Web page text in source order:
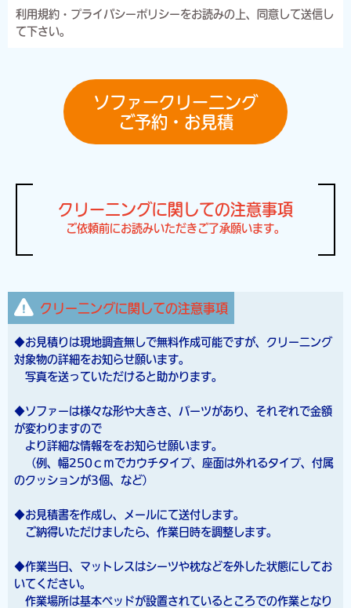
利用規約・プライバシーポリシーをお読みの上、同意して送信し
て下さい。
ソファークリーニング
ご予約・お見積
クリーニングに関しての注意事項
ご依頼前にお読みいただきご了承願います。
クリーニングに関しての注意事項
◆お見積りは現地調査無しで無料作成可能ですが、クリーニング
対象物の詳細をお知らせ願います。
写真を送っていただけると助かります。
◆ソファーは様々な形や大きさ、パーツがあり、それぞれで金額
が変わりますので
より詳細な情報ををお知らせ願います。
（例、幅250ｃｍでカウチタイプ、座面は外れるタイプ、付属
のクッションが3個、など）
◆お見積書を作成し、メールにて送付します。
ご納得いただけましたら、作業日時を調整します。
◆作業当日、マットレスはシーツや枕などを外した状態にしてお
いてください。
作業場所は基本ベッドが設置されているところでの作業となり